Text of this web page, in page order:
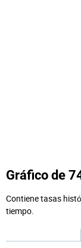
Gráfico de
Contiene tasas
tiempo.